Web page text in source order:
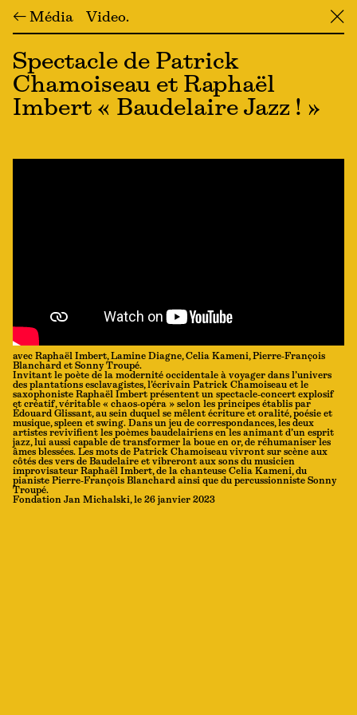
← Média Video ╳
Spectacle de Patrick
Chamoiseau et Raphaël
Imbert « Baudelaire Jazz ! »
avec Raphaël Imbert, Lamine Diagne, Celia Kameni, Pierre-François
Blanchard et Sonny Troupé.
Invitant le poète de la modernité occidentale à voyager dans l’univers
des plantations esclavagistes, l’écrivain Patrick Chamoiseau et le
saxophoniste Raphaël Imbert présentent un spectacle-concert explosif
et créatif, véritable « chaos-opéra » selon les principes établis par
Édouard Glissant, au sein duquel se mêlent écriture et oralité, poésie et
musique, spleen et swing. Dans un jeu de correspondances, les deux
artistes revivifient les poèmes baudelairiens en les animant d’un esprit
jazz, lui aussi capable de transformer la boue en or, de réhumaniser les
âmes blessées. Les mots de Patrick Chamoiseau vivront sur scène aux
côtés des vers de Baudelaire et vibreront aux sons du musicien
improvisateur Raphaël Imbert, de la chanteuse Celia Kameni, du
pianiste Pierre-François Blanchard ainsi que du percussionniste Sonny
Troupé.
Fondation Jan Michalski, le 26 janvier 2023